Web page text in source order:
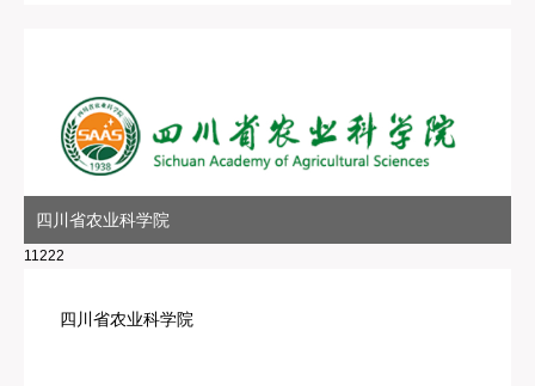
四川省农业科学院
11222
四川省农业科学院